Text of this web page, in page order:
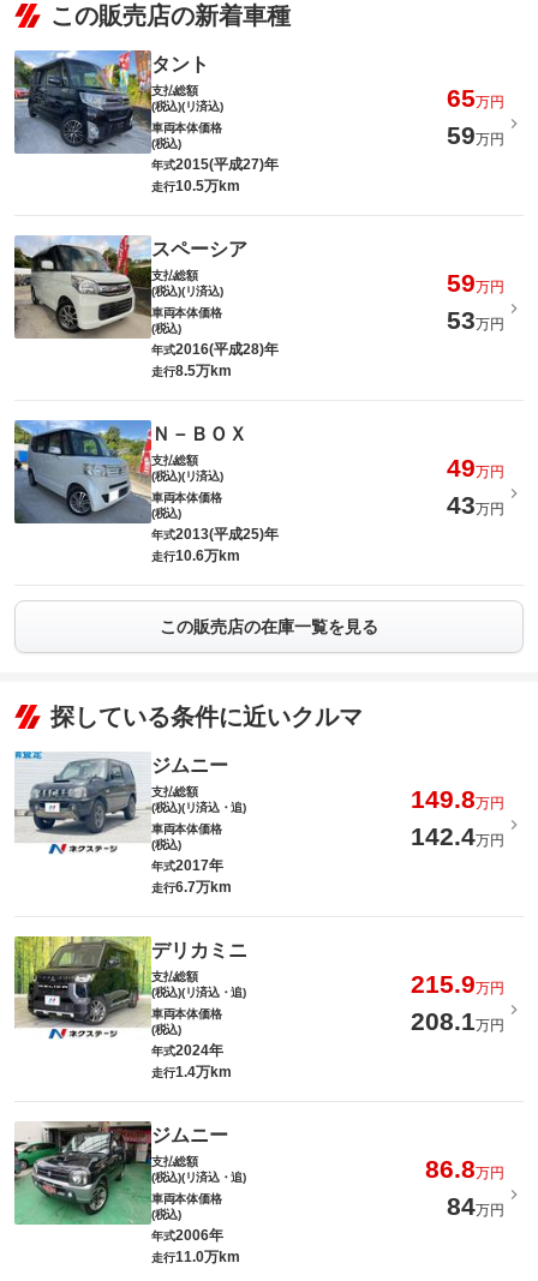
この販売店の新着車種
タント
支払総額
(税込)(リ済込)
65万円
車両本体価格
(税込)
59万円
年式2015(平成27)年
走行10.5万km
スペーシア
支払総額
(税込)(リ済込)
59万円
車両本体価格
(税込)
53万円
年式2016(平成28)年
走行8.5万km
Ｎ－ＢＯＸ
支払総額
(税込)(リ済込)
49万円
車両本体価格
(税込)
43万円
年式2013(平成25)年
走行10.6万km
この販売店の在庫一覧を見る
探している条件に近いクルマ
ジムニー
支払総額
(税込)(リ済込・追)
149.8万円
車両本体価格
(税込)
142.4万円
年式2017年
走行6.7万km
デリカミニ
支払総額
(税込)(リ済込・追)
215.9万円
車両本体価格
(税込)
208.1万円
年式2024年
走行1.4万km
ジムニー
支払総額
(税込)(リ済込・追)
86.8万円
車両本体価格
(税込)
84万円
年式2006年
走行11.0万km